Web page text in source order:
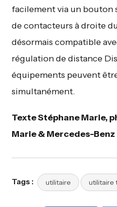
facilement via un bouton
de contacteurs à droite
désormais compatible
régulation de distance
équipements peuvent
simultanément.
Texte Stéphane Marie,
Marie & Mercedes-Benz
Tags : utilitaire utilitaire